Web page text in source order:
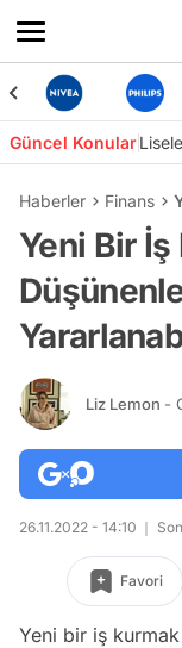
Güncel Konular
Haberler Finans
Yeni Bir İş
Liz Lemon -
26.11.2022 - 14:10
Favori
Yeni bir iş